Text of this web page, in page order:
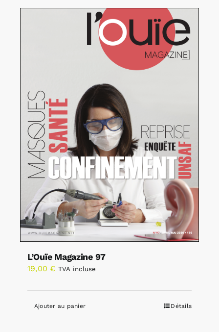
L’Ouïe Magazine 97
19,00 € TVA incluse
Ajouter au panier Détails